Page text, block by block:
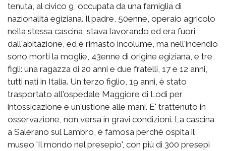
tenuta, al civico 9, occupata da una famiglia di
nazionalità egiziana. Il padre, 50enne, operaio agricolo
nella stessa cascina, stava lavorando ed era fuori
dall'abitazione, ed è rimasto incolume, ma nell'incendio
sono morti la moglie, 43enne di origine egiziana, e tre
figli: una ragazza di 20 anni e due fratelli, 17 e 12 anni,
tutti nati in Italia. Un terzo figlio, 19 anni, è stato
trasportato all'ospedale Maggiore di Lodi per
intossicazione e un'ustione alle mani. E' trattenuto in
osservazione, non versa in gravi condizioni. La cascina
a Salerano sul Lambro, è famosa perché ospita il
museo 'Il mondo nel presepio', con più di 300 presepi